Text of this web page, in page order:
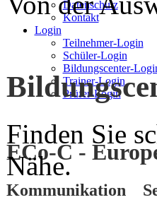
Datenschutz
Kontakt
Login
Teilnehmer-Login
Schüler-Login
Bildungscenter-
Trainer-Login
Prüfer-Login
ECo-C -
Kommunikation
Finden Sie
Nähe.